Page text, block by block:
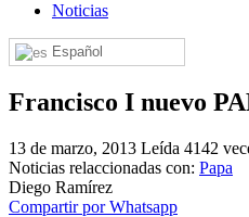
Noticias
Español
Francisco I nuevo
13 de marzo, 2013 Leída 4142
Noticias relaccionadas con: Papa
Diego Ramírez
Compartir por Whatsapp
El traslado cada siete años
¿Cuales son los actos
Quiero hacer el camino,¿que
En el Rocío, ¿dónde me alojo?